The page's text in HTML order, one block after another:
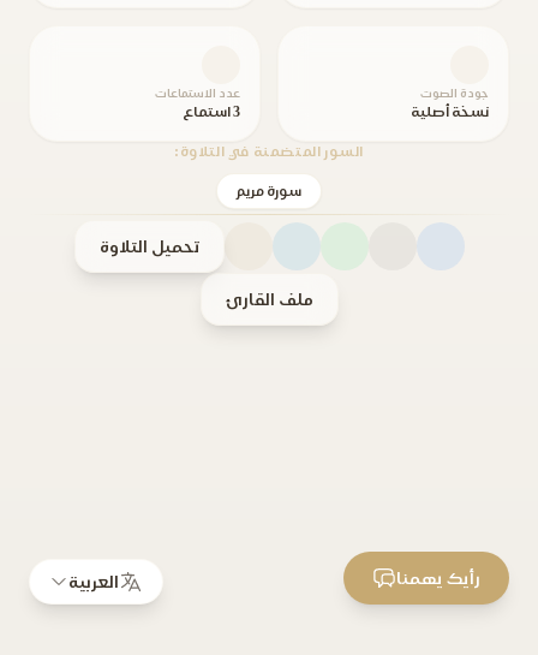
جودة الصوت
نسخة أصلية
عدد الاستماعات
3 استماع
السور المتضمنة في التلاوة:
سورة مريم
تحميل التلاوة
ملف القارئ
العربية رأيك يهمنا